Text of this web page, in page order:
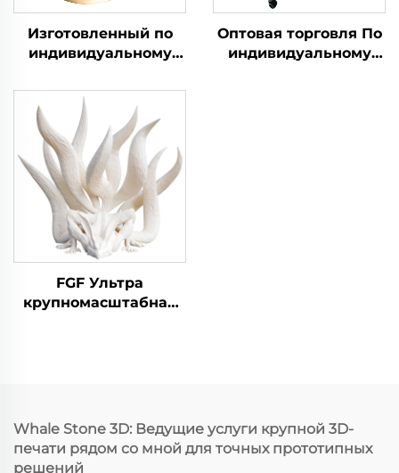
Изготовленный по
индивидуальному
Услуга Высокая
точность Быстрый
прототип
Промышленная
печать
Микрообработка
Оптовая торговля По
индивидуальному
FGF Ультра
крупномасштабная
гранулированных
материалов
Whale Stone 3D: Ведущие услуги крупной 3D-
печати рядом со мной для точных прототипных
решений